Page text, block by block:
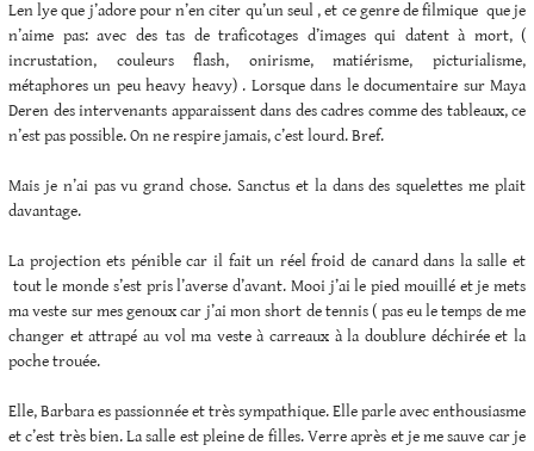
Len lye que j’adore pour n’en citer qu’un seul , et ce genre de filmique que je
n’aime pas: avec des tas de traficotages d’images qui datent à mort, (
incrustation, couleurs flash, onirisme, matiérisme, picturialisme,
métaphores un peu heavy heavy) . Lorsque dans le documentaire sur Maya
Deren des intervenants apparaissent dans des cadres comme des tableaux, ce
n’est pas possible. On ne respire jamais, c’est lourd. Bref.
Mais je n’ai pas vu grand chose. Sanctus et la dans des squelettes me plait
davantage.
La projection ets pénible car il fait un réel froid de canard dans la salle et
tout le monde s’est pris l’averse d’avant. Mooi j’ai le pied mouillé et je mets
ma veste sur mes genoux car j’ai mon short de tennis ( pas eu le temps de me
changer et attrapé au vol ma veste à carreaux à la doublure déchirée et la
poche trouée.
Elle, Barbara es passionnée et très sympathique. Elle parle avec enthousiasme
et c’est très bien. La salle est pleine de filles. Verre après et je me sauve car je